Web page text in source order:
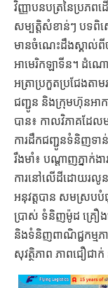
វិញ្ញាបនបត្រនៃប្រភ
សម្បត្តិសំខាន់ៗ បទពិ
មានចំណេះដឹងស្គាល់ពី
អាមេរិកឡាទីន។ ដំណោ
អត្រាប្រកួតប្រជែងត
ជញ្ជូន និងក្រុមហ៊ុនអា
បាន៖ កាលវិភាគដែល
ការដឹកជញ្ជូនទំនិញទាន់
រឹងមាំ៖ បណ្តាញភ្នាក់ង
ការនៅលើដីដោយរលូ
អនុវត្តបាន សមស្រប
ប្រាស់ ទំនិញម៉ូដ គ្រឿង
និងទំនិញពាណិជ្ជកម្មភ
សុវត្ថិភាព ភាពជឿជា